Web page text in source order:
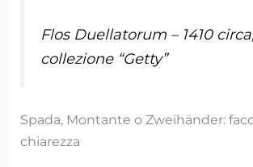
Flos Duellatorum – 1410 circa,
collezione “Getty”
Spada, Montante o Zweihänder:
chiarezza